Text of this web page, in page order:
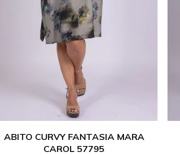
ABITO CURVY FANTASIA MARA
CAROL 57795